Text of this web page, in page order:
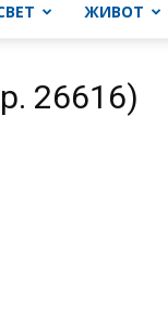
ЖИВОТ
26616)